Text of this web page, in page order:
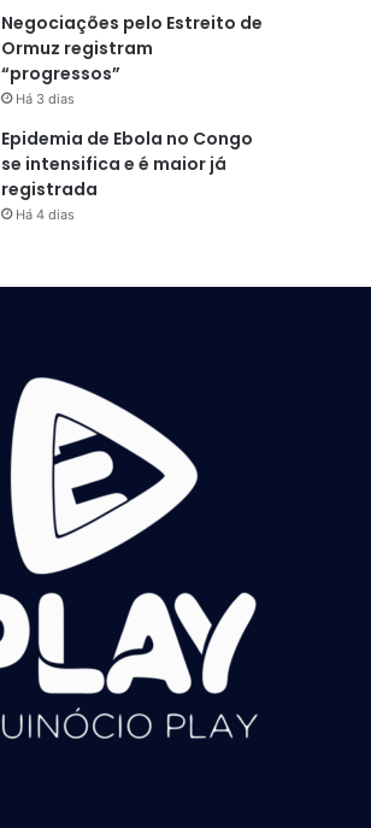
Negociações pelo Estreito de
Ormuz registram
“progressos”
Há 3 dias
Epidemia de Ebola no Congo
se intensifica e é maior já
registrada
Há 4 dias